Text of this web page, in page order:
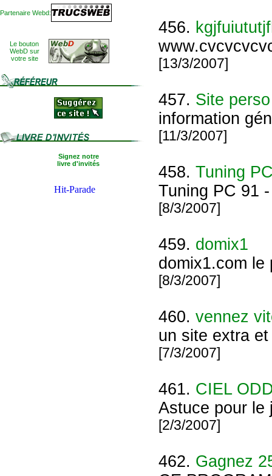
Partenaire Webd:
Le bouton
WebD sur
votre site
Signez notre
livre d'invités
456.
[13/3/2007]
457. Site perso
information
[11/3/2007]
458. Tuning
Tuning PC 91
[8/3/2007]
459. domix1
domix1.com le
[8/3/2007]
460. vennez
un site extra
[7/3/2007]
461. CIEL
Astuce pour le
[2/3/2007]
462. Gagnez